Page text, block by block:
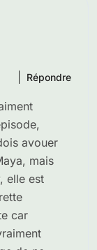
avouer
mais
elle est
car
Répondre